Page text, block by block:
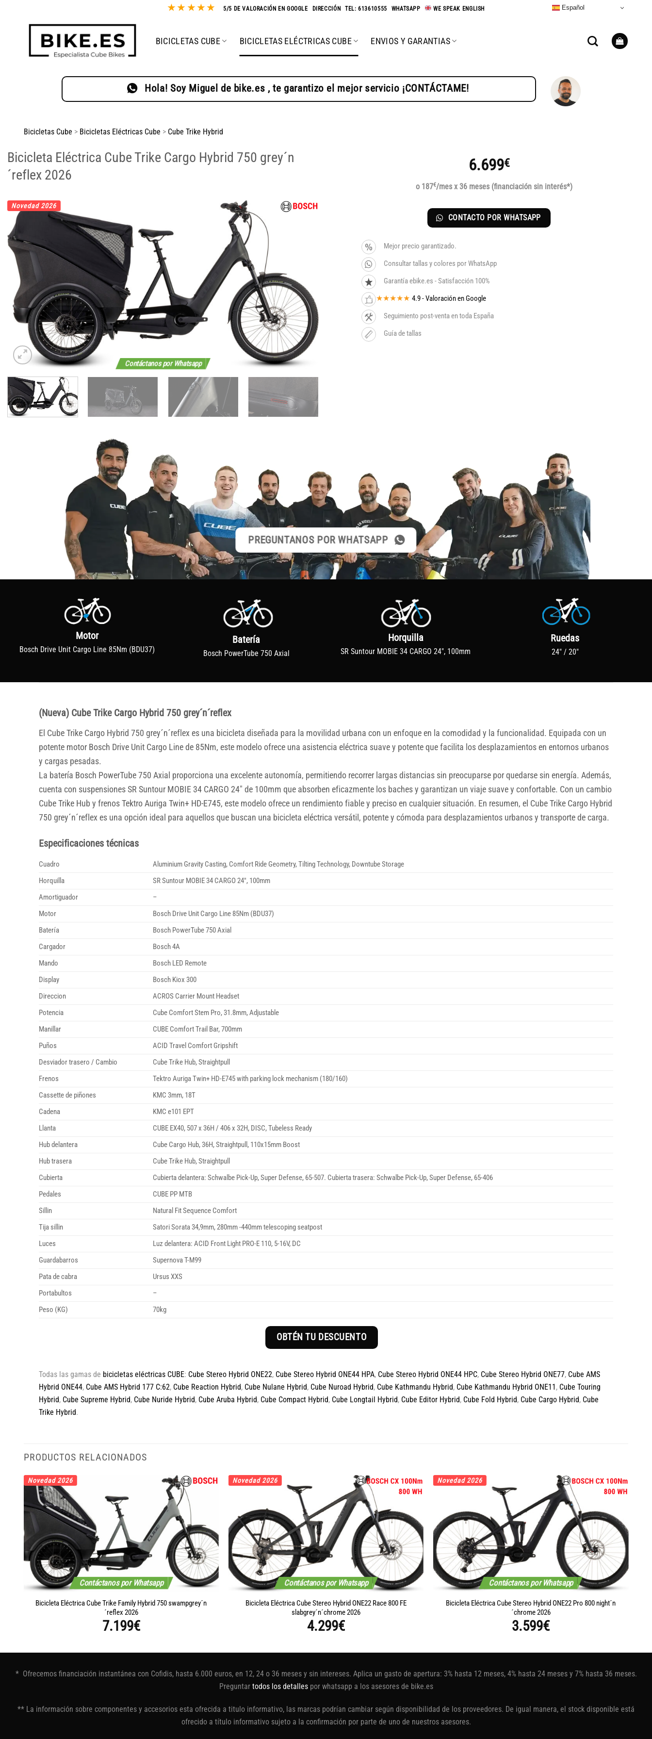
★ ★ ★★★ 5/5 DE VALORACIÓN EN GOOGLE DIRECCIÓN -TEL: 613610555 WHATSAPP WE SPEAK ENGLISH Español
BICICLETAS CUBE BICICLETAS ELÉCTRICAS CUBE ENVIOS Y GARANTIAS
Hola! Soy Miguel de bike.es , te garantizo el mejor servicio ¡CONTÁCTAME!
Bicicletas Cube > Bicicletas Eléctricas Cube > Cube Trike Hybrid
Bicicleta Eléctrica Cube Trike Cargo Hybrid 750 grey´n
´reflex 2026
Contáctanos por Whatsapp
Novedad 2026
6.699€
o 187€/mes x 36 meses (financiación sin interés*)
CONTACTO POR WHATSAPP
Mejor precio garantizado.
Consultar tallas y colores por WhatsApp
Garantía ebike.es - Satisfacción 100%
★★★★★ 4.9 - Valoración en Google
Seguimiento post-venta en toda España
Guía de tallas
PREGUNTANOS POR WHATSAPP
Motor
Bosch Drive Unit Cargo Line 85Nm (BDU37)
Batería
Bosch PowerTube 750 Axial
Horquilla
SR Suntour MOBIE 34 CARGO 24", 100mm
Ruedas
24" / 20"
(Nueva) Cube Trike Cargo Hybrid 750 grey´n´reflex
El Cube Trike Cargo Hybrid 750 grey´n´reflex es una bicicleta diseñada para la movilidad urbana con un enfoque en la comodidad y la funcionalidad. Equipada con un
potente motor Bosch Drive Unit Cargo Line de 85Nm, este modelo ofrece una asistencia eléctrica suave y potente que facilita los desplazamientos en entornos urbanos
y cargas pesadas.
La batería Bosch PowerTube 750 Axial proporciona una excelente autonomía, permitiendo recorrer largas distancias sin preocuparse por quedarse sin energía. Además,
cuenta con suspensiones SR Suntour MOBIE 34 CARGO 24″ de 100mm que absorben eficazmente los baches y garantizan un viaje suave y confortable. Con un cambio
Cube Trike Hub y frenos Tektro Auriga Twin+ HD-E745, este modelo ofrece un rendimiento fiable y preciso en cualquier situación. En resumen, el Cube Trike Cargo Hybrid
750 grey´n´reflex es una opción ideal para aquellos que buscan una bicicleta eléctrica versátil, potente y cómoda para desplazamientos urbanos y transporte de carga.
Especificaciones técnicas
Cuadro
Aluminium Gravity Casting, Comfort Ride Geometry, Tilting Technology, Downtube Storage
Horquilla
SR Suntour MOBIE 34 CARGO 24″, 100mm
Amortiguador
–
Motor
Bosch Drive Unit Cargo Line 85Nm (BDU37)
Batería
Bosch PowerTube 750 Axial
Cargador
Bosch 4A
Mando
Bosch LED Remote
Display
Bosch Kiox 300
Direccion
ACROS Carrier Mount Headset
Potencia
Cube Comfort Stem Pro, 31.8mm, Adjustable
Manillar
CUBE Comfort Trail Bar, 700mm
Puños
ACID Travel Comfort Gripshift
Desviador trasero / Cambio
Cube Trike Hub, Straightpull
Frenos
Tektro Auriga Twin+ HD-E745 with parking lock mechanism (180/160)
Cassette de piñones
KMC 3mm, 18T
Cadena
KMC e101 EPT
Llanta
CUBE EX40, 507 x 36H / 406 x 32H, DISC, Tubeless Ready
Hub delantera
Cube Cargo Hub, 36H, Straightpull, 110x15mm Boost
Hub trasera
Cube Trike Hub, Straightpull
Cubierta
Cubierta delantera: Schwalbe Pick-Up, Super Defense, 65-507. Cubierta trasera: Schwalbe Pick-Up, Super Defense, 65-406
Pedales
CUBE PP MTB
Sillin
Natural Fit Sequence Comfort
Tija sillin
Satori Sorata 34,9mm, 280mm -440mm telescoping seatpost
Luces
Luz delantera: ACID Front Light PRO-E 110, 5-16V, DC
Guardabarros
Supernova T-M99
Pata de cabra
Ursus XXS
Portabultos
–
Peso (KG)
70kg
OBTÉN TU DESCUENTO
Todas las gamas de bicicletas eléctricas CUBE: Cube Stereo Hybrid ONE22, Cube Stereo Hybrid ONE44 HPA, Cube Stereo Hybrid ONE44 HPC, Cube Stereo Hybrid ONE77, Cube AMS
Hybrid ONE44, Cube AMS Hybrid 177 C:62, Cube Reaction Hybrid, Cube Nulane Hybrid, Cube Nuroad Hybrid, Cube Kathmandu Hybrid, Cube Kathmandu Hybrid ONE11 , Cube Touring
Hybrid, Cube Supreme Hybrid, Cube Nuride Hybrid, Cube Aruba Hybrid, Cube Compact Hybrid, Cube Longtail Hybrid, Cube Editor Hybrid, Cube Fold Hybrid, Cube Cargo Hybrid, Cube
Trike Hybrid.
PRODUCTOS RELACIONADOS
Contáctanos por Whatsapp
Novedad 2026
Bicicleta Eléctrica Cube Trike Family Hybrid 750 swampgrey´n
´reflex 2026
7.199€
Contáctanos por Whatsapp
Novedad 2026
Bicicleta Eléctrica Cube Stereo Hybrid ONE22 Race 800 FE
slabgrey´n´chrome 2026
4.299€
Contáctanos por Whatsapp
Novedad 2026
Bicicleta Eléctrica Cube Stereo Hybrid ONE22 Pro 800 night´n
´chrome 2026
3.599€
* Ofrecemos financiación instantánea con Cofidis, hasta 6.000 euros, en 12, 24 o 36 meses y sin intereses. Aplica un gasto de apertura: 3% hasta 12 meses, 4% hasta 24 meses y 7% hasta 36 meses.
Preguntar todos los detallespor whatsapp a los asesores de bike.es
** La información sobre componentes y accesorios esta ofrecida a titulo informativo, las marcas podrían cambiar según disponibilidad de los proveedores. De igual manera, el stock disponible está
ofrecido a título informativo sujeto a la confirmación por parte de uno de nuestros asesores.